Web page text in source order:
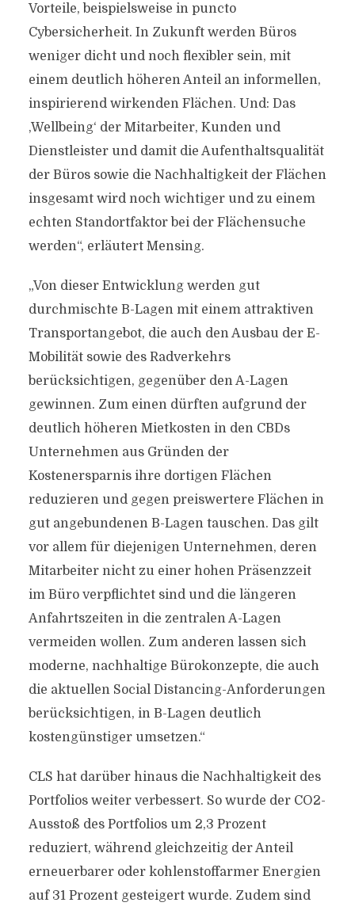
Vorteile, beispielsweise in puncto
Cybersicherheit. In Zukunft werden Büros
weniger dicht und noch flexibler sein, mit
einem deutlich höheren Anteil an informellen,
inspirierend wirkenden Flächen. Und: Das
‚Wellbeing‘ der Mitarbeiter, Kunden und
Dienstleister und damit die Aufenthaltsqualität
der Büros sowie die Nachhaltigkeit der Flächen
insgesamt wird noch wichtiger und zu einem
echten Standortfaktor bei der Flächensuche
werden“, erläutert Mensing.
„Von dieser Entwicklung werden gut
durchmischte B-Lagen mit einem attraktiven
Transportangebot, die auch den Ausbau der E-
Mobilität sowie des Radverkehrs
berücksichtigen, gegenüber den A-Lagen
gewinnen. Zum einen dürften aufgrund der
deutlich höheren Mietkosten in den CBDs
Unternehmen aus Gründen der
Kostenersparnis ihre dortigen Flächen
reduzieren und gegen preiswertere Flächen in
gut angebundenen B-Lagen tauschen. Das gilt
vor allem für diejenigen Unternehmen, deren
Mitarbeiter nicht zu einer hohen Präsenzzeit
im Büro verpflichtet sind und die längeren
Anfahrtszeiten in die zentralen A-Lagen
vermeiden wollen. Zum anderen lassen sich
moderne, nachhaltige Bürokonzepte, die auch
die aktuellen Social Distancing-Anforderungen
berücksichtigen, in B-Lagen deutlich
kostengünstiger umsetzen.“
CLS hat darüber hinaus die Nachhaltigkeit des
Portfolios weiter verbessert. So wurde der CO2-
Ausstoß des Portfolios um 2,3 Prozent
reduziert, während gleichzeitig der Anteil
erneuerbarer oder kohlenstoffarmer Energien
auf 31 Prozent gesteigert wurde. Zudem sind